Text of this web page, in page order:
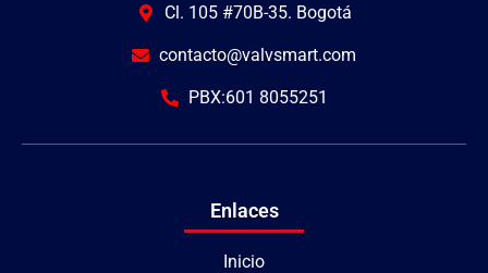
Cl. 105 #70B-35. Bogotá
contacto@valvsmart.com
PBX:601 8055251
Enlaces
Inicio